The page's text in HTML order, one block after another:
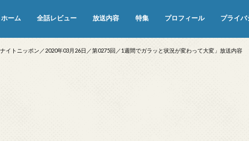
ホーム 全話レビュー 放送内容 特集 プロフィール プライ
イトニッポン／2020年03月26日／第0275回／1週間でガラッと状況が変わって大変」放送内容